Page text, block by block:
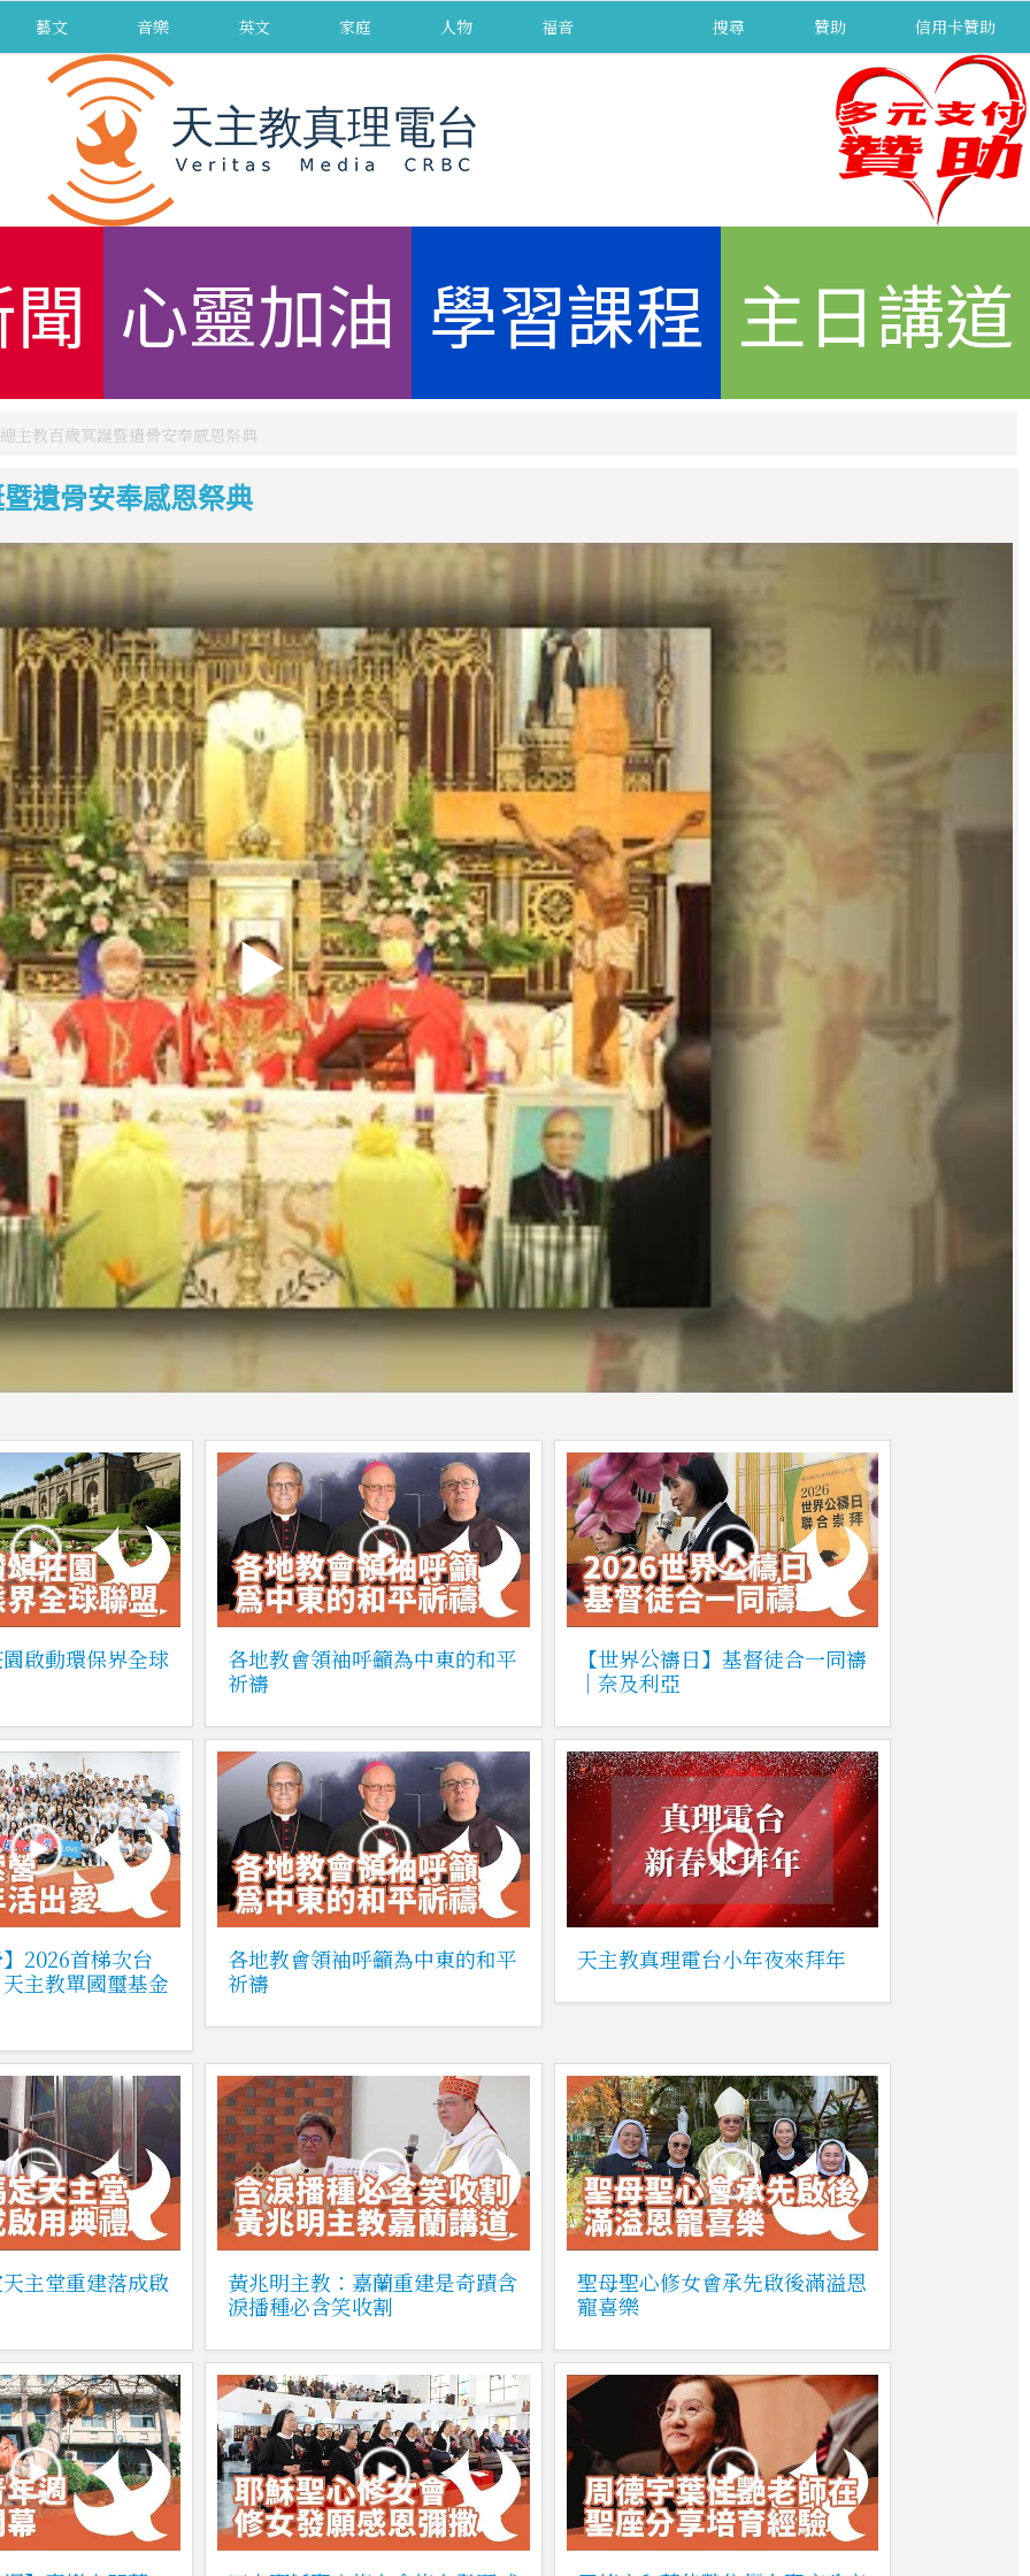
藝文 音樂 英文 家庭 人物 福音 搜尋 贊助 信用卡贊助
心靈加油 學習課程 主日講道
主教百歲冥誕暨遺骨安奉感恩祭典
遺骨安奉感恩祭典
啟動環保界全球
各地教會領袖呼籲為中東的和平
祈禱
【世界公禱日】基督徒合一同禱
｜奈及利亞
2026首梯次台
主教單國璽基金
各地教會領袖呼籲為中東的和平
祈禱
天主教真理電台小年夜來拜年
主堂重建落成啟
黃兆明主教：嘉蘭重建是奇蹟含
淚播種必含笑收割
聖母聖心修女會承先啟後滿溢恩
寵喜樂